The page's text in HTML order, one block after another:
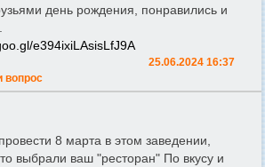
день рождения, понравились и
e394ixiLAsisLfJ9A
25.06.2024 16:37
вопрос
8 марта в этом заведении,
выбрали ваш "ресторан" По вкусу и